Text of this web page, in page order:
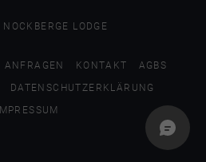
NOCKBERGE LODGE
ANFRAGEN KONTAKT
AGBS
DATENSCHUTZERKLÄRUNG
IMPRESSUM